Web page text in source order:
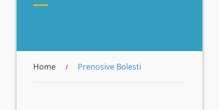
Home Prenosive Bolesti